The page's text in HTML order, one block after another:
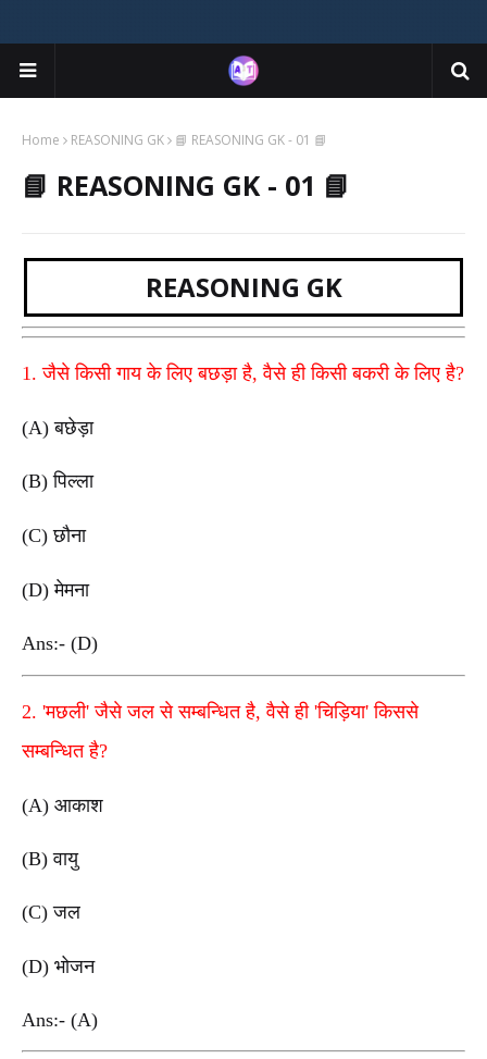
Home REASONING GK 📘 REASONING GK - 01 📘
📘 REASONING GK - 01 📘
REASONING GK
1. जैसे किसी गाय के लिए बछड़ा है, वैसे ही किसी बकरी के लिए है?
(A) बछेड़ा
(B) पिल्ला
(C) छौना
(D) मेमना
Ans:- (D)
2. 'मछली' जैसे जल से सम्बन्धित है, वैसे ही 'चिड़िया' किससे
सम्बन्धित है?
(A) आकाश
(B) वायु
(C) जल
(D) भोजन
Ans:- (A)